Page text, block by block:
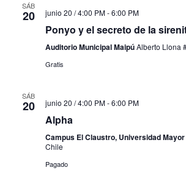
SÁB
20 junio 20 / 4:00 PM-6:00 PM
Ponyo y el secreto de la
Auditorio Municipal MaipúAlberto Llona
Gratis
SÁB
20 junio 20 / 4:00 PM-6:00 PM
Alpha
Campus El Claustro, Universidad Mayor
Chile
Pagado